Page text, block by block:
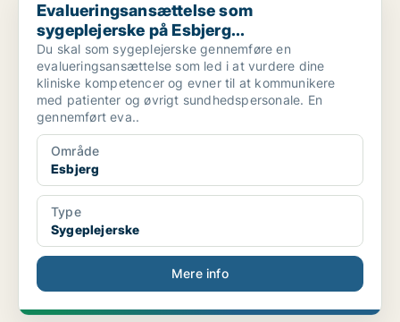
Evalueringsansættelse som
sygeplejerske på Esbjerg...
Du skal som sygeplejerske gennemføre en
evalueringsansættelse som led i at vurdere dine
kliniske kompetencer og evner til at kommunikere
med patienter og øvrigt sundhedspersonale. En
gennemført eva..
Område
Esbjerg
Type
Sygeplejerske
Mere info